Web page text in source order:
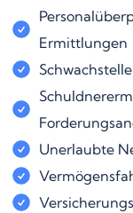
Ermittlungen
Unerlaubte